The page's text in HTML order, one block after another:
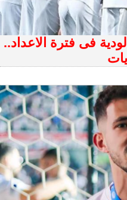
فى فترة الاعداد..